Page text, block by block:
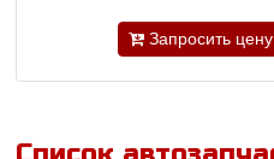
Запросить